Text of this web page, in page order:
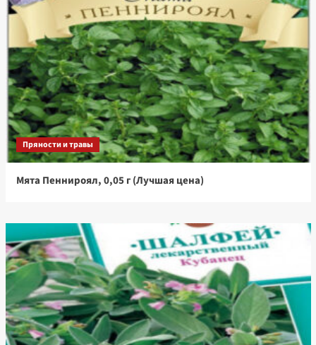
Пряности и травы
Мята Пеннироял, 0,05 г (Лучшая цена)